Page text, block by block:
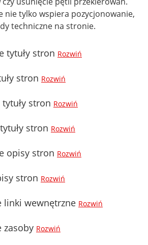
nie tylko wspiera pozycjonowanie,
techniczne na stronie.
tytuły stron Rozwiń
stron Rozwiń
stron Rozwiń
stron Rozwiń
opisy stron Rozwiń
stron Rozwiń
linki wewnętrzne Rozwiń
zasoby Rozwiń